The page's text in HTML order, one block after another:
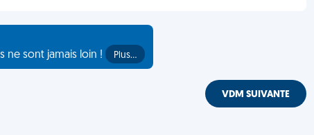
ne sont jamais loin !
Plus…
VDM SUIVANTE